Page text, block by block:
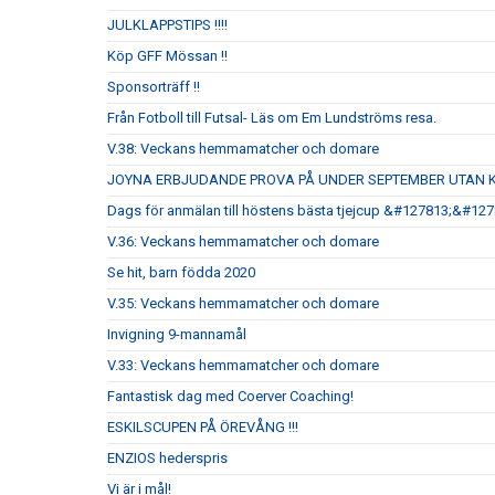
JULKLAPPSTIPS !!!!
Köp GFF Mössan !!
Sponsorträff !!
Från Fotboll till Futsal- Läs om Em Lundströms resa.
V.38: Veckans hemmamatcher och domare
JOYNA ERBJUDANDE PROVA PÅ UNDER SEPTEMBER UTAN
Dags för anmälan till höstens bästa tjejcup
V.36: Veckans hemmamatcher och domare
Se hit, barn födda 2020
V.35: Veckans hemmamatcher och domare
Invigning 9-mannamål
V.33: Veckans hemmamatcher och domare
Fantastisk dag med Coerver Coaching!
ESKILSCUPEN PÅ ÖREVÅNG !!!
ENZIOS hederspris
Vi är i mål!